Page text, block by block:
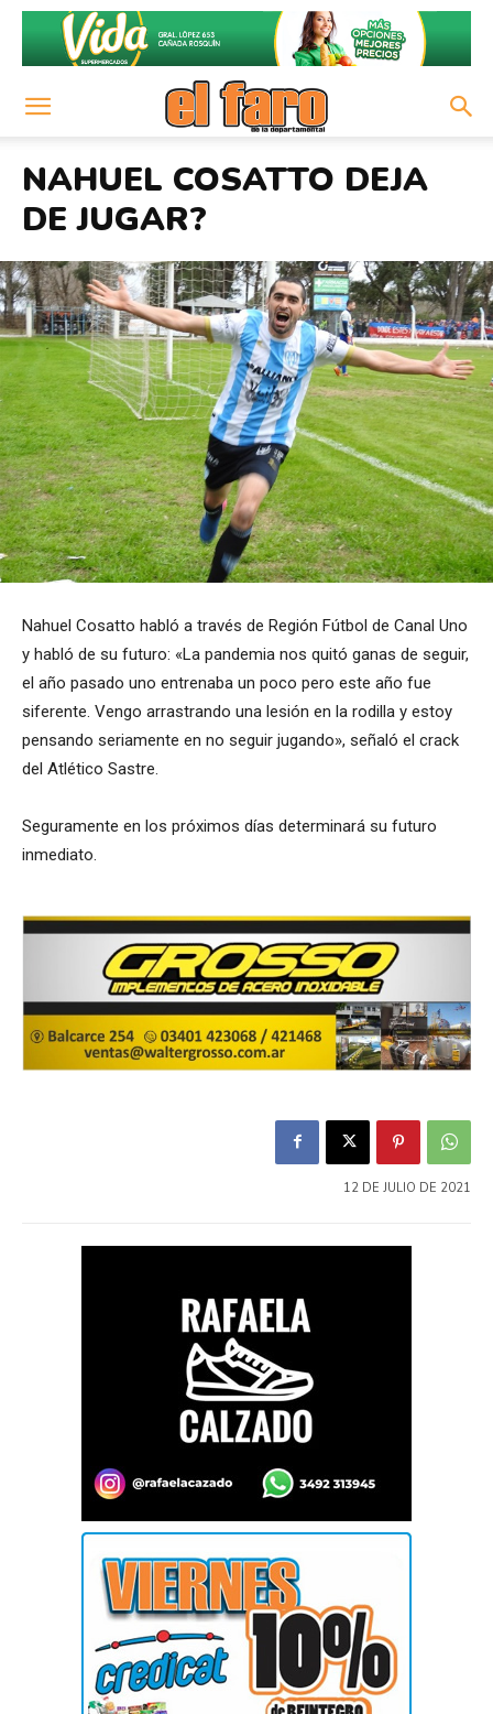
NAHUEL COSATTO DEJA
DE JUGAR?
Nahuel Cosatto habló a través de Región Fútbol de Canal Uno
y habló de su futuro: «La pandemia nos quitó ganas de seguir,
el año pasado uno entrenaba un poco pero este año fue
siferente. Vengo arrastrando una lesión en la rodilla y estoy
pensando seriamente en no seguir jugando», señaló el crack
del Atlético Sastre.
Seguramente en los próximos días determinará su futuro
inmediato.
12 DE JULIO DE 2021